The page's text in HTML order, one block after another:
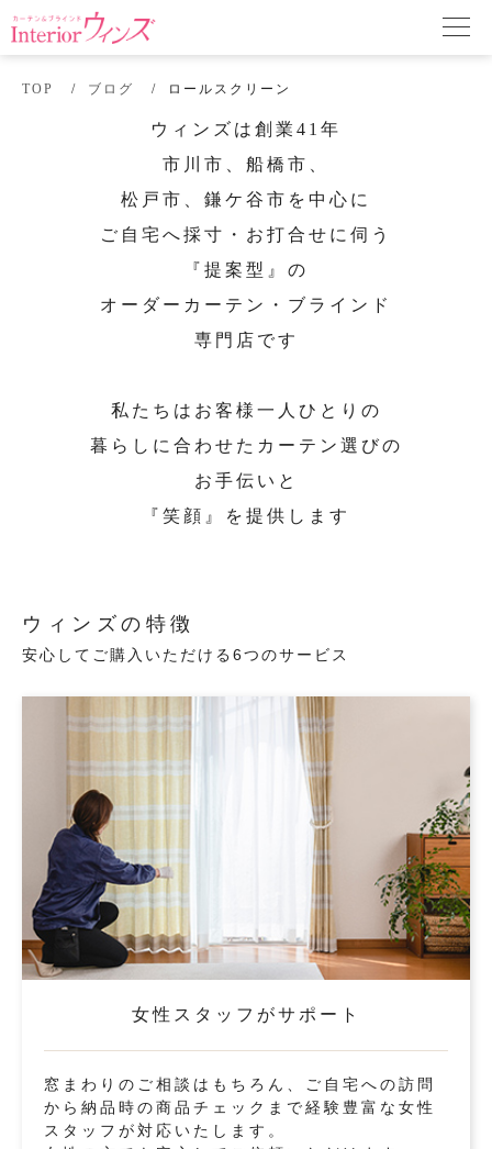
TOP ブログ ロールスクリーン
ウィンズは創業41年
市川市、船橋市、
松戸市、鎌ケ谷市を中心に
ご自宅へ採寸・お打合せに伺う
『提案型』の
オーダーカーテン・ブラインド
専門店です
私たちはお客様一人ひとりの
暮らしに合わせたカーテン選びの
お手伝いと
『笑顔』を提供します
ウィンズの特徴
安心してご購入いただける6つのサービス
女性スタッフがサポート
窓まわりのご相談はもちろん、ご自宅への訪問
から納品時の商品チェックまで経験豊富な女性
スタッフが対応いたします。